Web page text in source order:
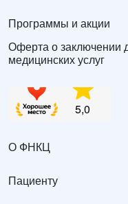
Программы и акции
Оферта о заключении
медицинских услуг
О ФНКЦ
Пациенту